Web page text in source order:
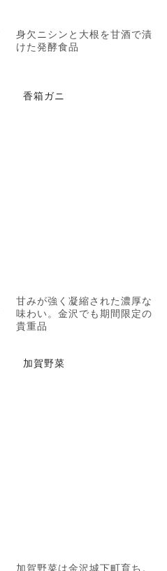
身欠ニシンと大根を甘酒で漬
けた発酵食品
香箱ガニ
甘みが強く凝縮された濃厚な
味わい。金沢でも期間限定の
貴重品
加賀野菜
加賀野菜は金沢城下町育ち。